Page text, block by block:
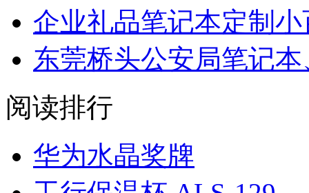
企业礼品笔记本定制
东莞桥头公安局笔记
阅读排行
华为水晶奖牌